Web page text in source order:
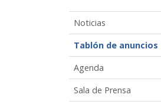
Noticias
Tablón de anuncios
Agenda
Sala de Prensa